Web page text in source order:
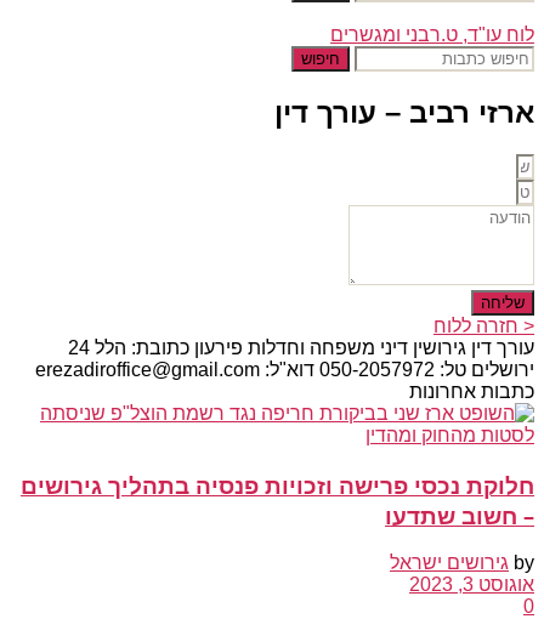
לוח עו"ד, ט.רבני ומגשרים
חיפוש
ארזי רביב – עורך דין
שליחה
< חזרה ללוח
עורך דין גירושין דיני משפחה וחדלות פירעון כתובת: הלל 24
ירושלים טל: 050-2057972 דוא"ל: erezadiroffice@gmail.com
כתבות אחרונות
חלוקת נכסי פרישה וזכויות פנסיה בתהליך גירושים
– חשוב שתדעו
by גירושים ישראל
אוגוסט 3, 2023
0